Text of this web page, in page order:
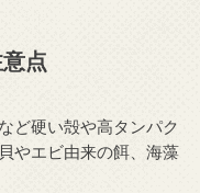
点
ど硬い殻や高タンパク
やエビ由来の餌、海藻